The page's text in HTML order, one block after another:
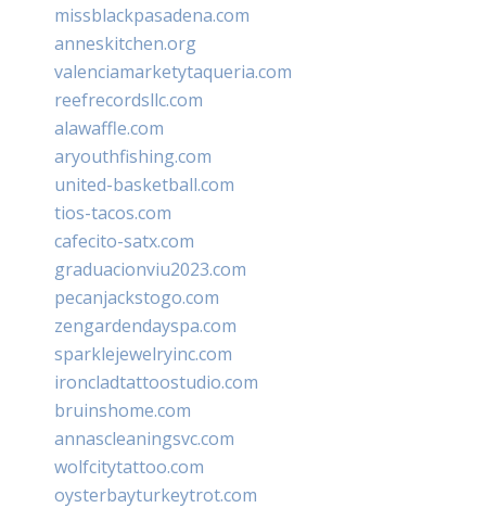
missblackpasadena.com
anneskitchen.org
valenciamarketytaqueria.com
reefrecordsllc.com
alawaffle.com
aryouthfishing.com
united-basketball.com
tios-tacos.com
cafecito-satx.com
graduacionviu2023.com
pecanjackstogo.com
zengardendayspa.com
sparklejewelryinc.com
ironcladtattoostudio.com
bruinshome.com
annascleaningsvc.com
wolfcitytattoo.com
oysterbayturkeytrot.com